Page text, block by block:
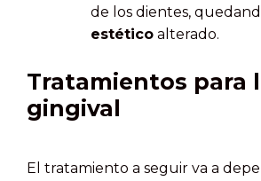
de los dientes,
estético alterado.
Tratamientos para
gingival
El tratamiento a seguir va a